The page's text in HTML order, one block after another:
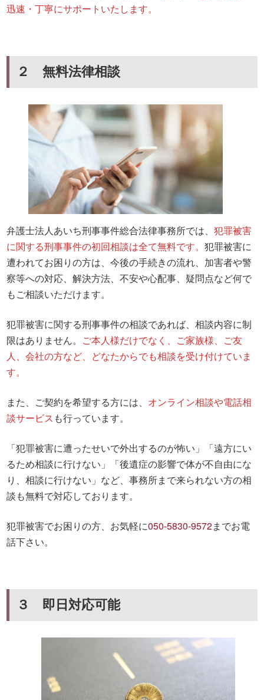
迅速・丁寧にサポートいたします。
２ 無料法律相談
弁護士法人あいち刑事事件総合法律事務所では、犯罪被害
に関する刑事事件の初回相談は全て無料です。犯罪被害に
遭われてお困りの方は、今後の手続きの流れ、加害者や警
察等への対応、解決方法、不安や心配事、疑問点など何で
もご相談いただけます。
犯罪被害に関する刑事事件の相談であれば、相談内容に制
限はありません。 ご本人様だけでなく、ご家族様、ご友
人、会社の方など、どなたからでも相談を受け付けていま
す。
また、ご契約を希望する方には、 オンライン相談や電話相
談サービス も行っています。
「犯罪被害に遭ったせいで外出するのが怖い」「遠方にい
るため相談に行けない」「後遺症の影響で体が不自由にな
り、相談に行けない」など、事務所まで来られない方の相
談も無料で対応しております。
犯罪被害でお困りの方、お気軽に050-5830-9572までお電
話下さい。
３ 即日対応可能